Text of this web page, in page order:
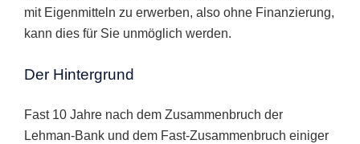
mit Eigenmitteln zu erwerben, also ohne Finanzierung,
kann dies für Sie unmöglich werden.
Der Hintergrund
Fast 10 Jahre nach dem Zusammenbruch der
Lehman-Bank und dem Fast-Zusammenbruch einiger